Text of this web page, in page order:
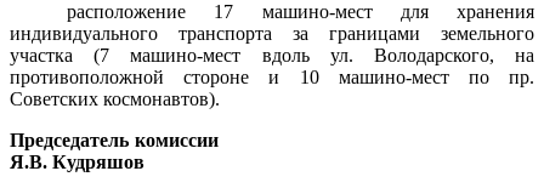
расположение 17 машино-мест для хранения
индивидуального транспорта за границами земельного
участка (7 машино-мест вдоль ул. Володарского, на
противоположной стороне и 10 машино-мест по пр.
Советских космонавтов).
Председатель комиссии
Я.В. Кудряшов